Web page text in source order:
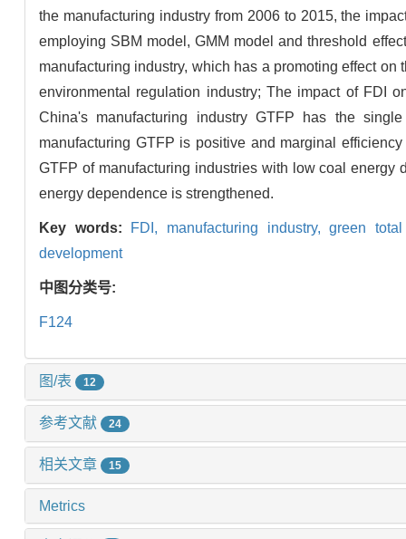
the manufacturing industry from 2006 to 2015, the
employing SBM model, GMM model and threshold
manufacturing industry, which has a promoting effect
environmental regulation industry; The impact of FDI
China's manufacturing industry GTFP has the
manufacturing GTFP is positive and marginal
GTFP of manufacturing industries with low coal
energy dependence is strengthened.
Key words: FDI, manufacturing industry,green
development
中图分类号:
F124
图/表 12
参考文献 24
相关文章 15
Metrics